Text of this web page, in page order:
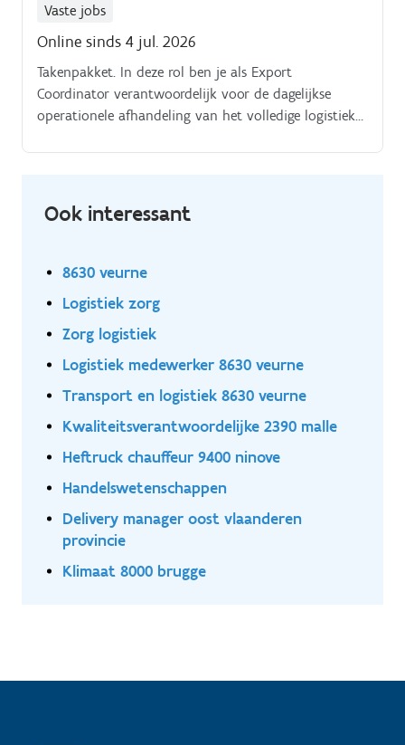
Vaste jobs
Online sinds 4 jul. 2026
Takenpakket. In deze rol ben je als Export
Coordinator verantwoordelijk voor de dagelijkse
operationele afhandeling van het volledige logistieke
Ook interessant
8630 veurne
Logistiek zorg
Zorg logistiek
Logistiek medewerker 8630 veurne
Transport en logistiek 8630 veurne
Kwaliteitsverantwoordelijke 2390 malle
Heftruck chauffeur 9400 ninove
Handelswetenschappen
Delivery manager oost vlaanderen
provincie
Klimaat 8000 brugge